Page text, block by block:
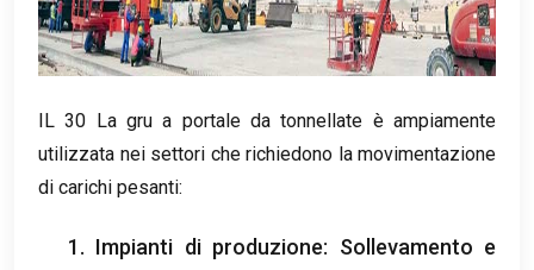
IL 30 La gru a portale da tonnellate è ampiamente
utilizzata nei settori che richiedono la movimentazione
di carichi pesanti:
1. Impianti di produzione: Sollevamento e